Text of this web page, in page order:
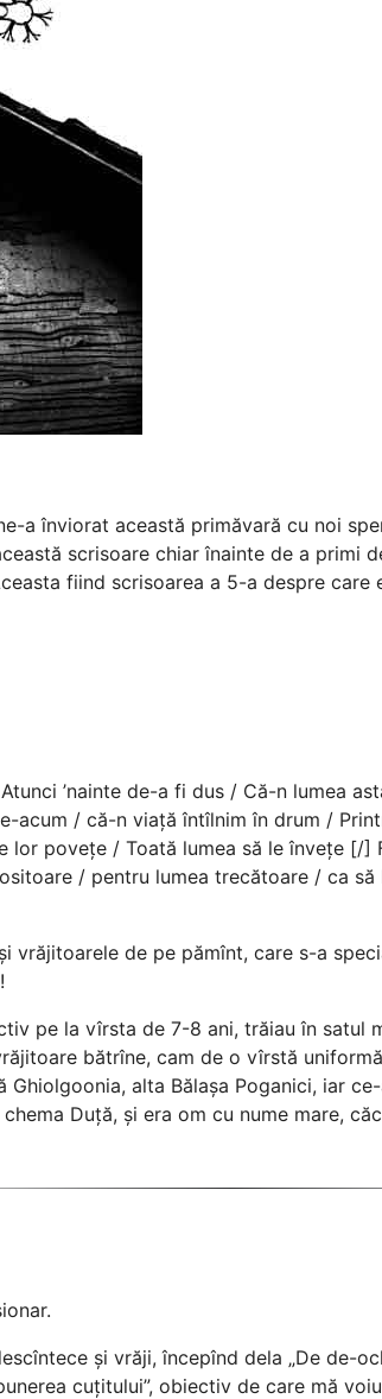
a înviorat această primăvară cu noi
scrisoare chiar înainte de a primi
fiind scrisoarea a 5-a despre care
’nainte de-a fi dus / Că-n lumea
acum / că-n viață întîlnim în drum /
lor povețe / Toată lumea să le învețe [/]
/ pentru lumea trecătoare / ca să
vrăjitoarele de pe pămînt, care s-a
pe la vîrsta de 7-8 ani, trăiau în satul
bătrîne, cam de o vîrstă
Ghiolgoonia, alta Bălașa Poganici, iar
Duță, și era om cu nume mare,
și vrăji, începînd dela „De de-
cuțitului”, obiectiv de care mă